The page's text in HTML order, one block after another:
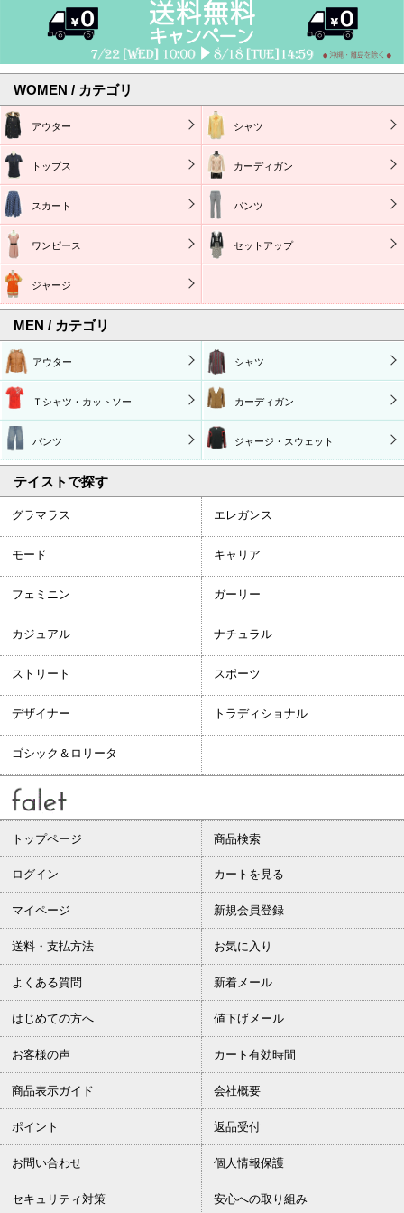
WOMEN / カテゴリ
アウター シャツ
トップス カーディガン
スカート パンツ
ワンピース セットアップ
ジャージ
MEN / カテゴリ
アウター シャツ
Ｔシャツ・カットソー カーディガン
パンツ ジャージ・スウェット
テイストで探す
グラマラス エレガンス
モード キャリア
フェミニン ガーリー
カジュアル ナチュラル
ストリート スポーツ
デザイナー トラディショナル
ゴシック＆ロリータ
トップページ 商品検索
ログイン カートを見る
マイページ 新規会員登録
送料・支払方法 お気に入り
よくある質問 新着メール
はじめての方へ 値下げメール
お客様の声 カート有効時間
商品表示ガイド 会社概要
ポイント 返品受付
お問い合わせ 個人情報保護
セキュリティ対策 安心への取り組み